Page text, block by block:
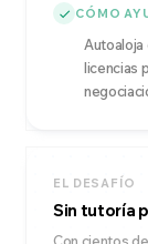
CÓMO
Autoaloja
licencias
EL DESAFÍO
Sin tutoría